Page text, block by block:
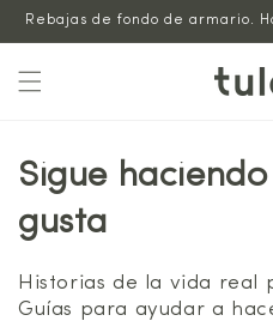
Saltar al
contenido
Rebajas de fondo de armario.
Sigue
gusta
Historias de la vida real
Guías para ayudar a